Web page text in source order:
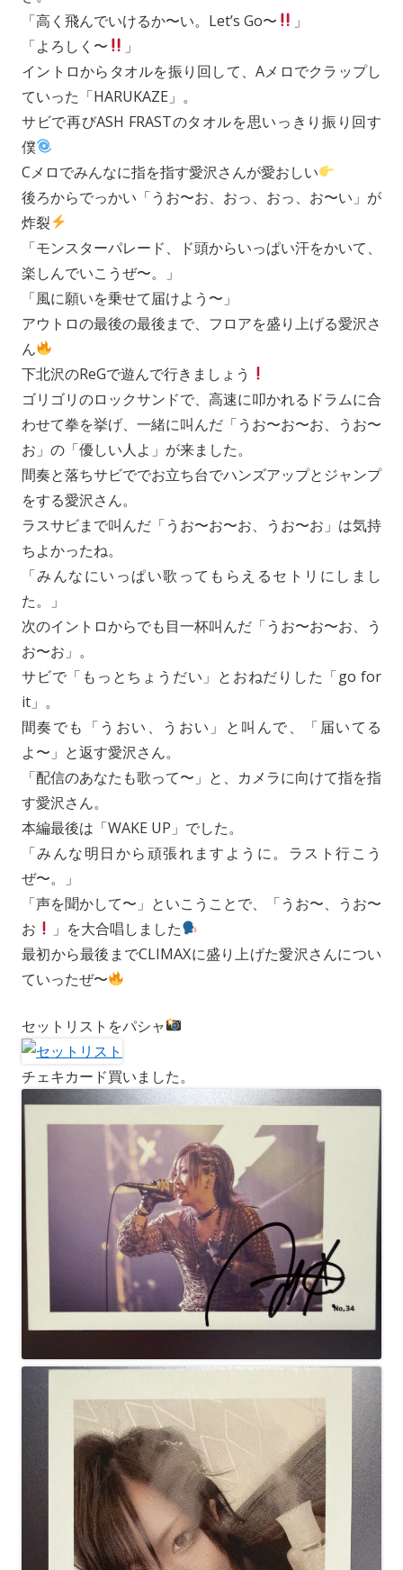
「高く飛んでいけるか〜い。Let’s Go〜
」
「よろしく〜
」
イントロからタオルを振り回して、Aメロでクラップし
ていった「HARUKAZE」。
サビで再びASH FRASTのタオルを思いっきり振り回す
僕
Cメロでみんなに指を指す愛沢さんが愛おしい
後ろからでっかい「うお〜お、おっ、おっ、お〜い」が
炸裂
「モンスターパレード、ド頭からいっぱい汗をかいて、
楽しんでいこうぜ〜。」
「風に願いを乗せて届けよう〜」
アウトロの最後の最後まで、フロアを盛り上げる愛沢さ
ん
下北沢のReGで遊んで行きましょう
ゴリゴリのロックサンドで、高速に叩かれるドラムに合
わせて拳を挙げ、一緒に叫んだ「うお〜お〜お、うお〜
お」の「優しい人よ」が来ました。
間奏と落ちサビででお立ち台でハンズアップとジャンプ
をする愛沢さん。
ラスサビまで叫んだ「うお〜お〜お、うお〜お」は気持
ちよかったね。
「みんなにいっぱい歌ってもらえるセトリにしまし
た。」
次のイントロからでも目一杯叫んだ「うお〜お〜お、う
お〜お」。
サビで「もっとちょうだい」とおねだりした「go for
it」。
間奏でも「うおい、うおい」と叫んで、「届いてる
よ〜」と返す愛沢さん。
「配信のあなたも歌って〜」と、カメラに向けて指を指
す愛沢さん。
本編最後は「WAKE UP」でした。
「みんな明日から頑張れますように。ラスト行こう
ぜ〜。」
「声を聞かして〜」といこうことで、「うお〜、うお〜
お
」を大合唱しました
最初から最後までCLIMAXに盛り上げた愛沢さんについ
ていったぜ〜
セットリストをパシャ
チェキカード買いました。